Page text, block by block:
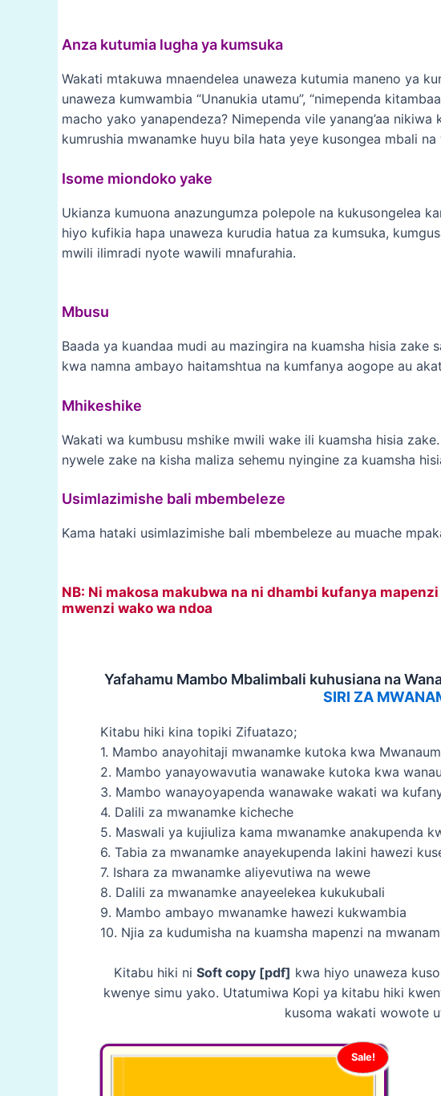
Anza kutumia lugha ya kumsuka
Wakati mtakuwa mnaendelea unaweza kutumia maneno ya
unaweza kumwambia “Unanukia utamu”, “nimependa
macho yako yanapendeza? Nimependa vile yanang’aa
kumrushia mwanamke huyu bila hata yeye kusongea mbali
Isome miondoko yake
Ukianza kumuona anazungumza polepole na kukusongelea
hiyo kufikia hapa unaweza kurudia hatua za kumsuka,
mwili ilimradi nyote wawili mnafurahia.
Mbusu
Baada ya kuandaa mudi au mazingira na kuamsha hisia zake
kwa namna ambayo haitamshtua na kumfanya aogope au
Mhikeshike
Wakati wa kumbusu mshike mwili wake ili kuamsha hisia
nywele zake na kisha maliza sehemu nyingine za kuamsha
Usimlazimishe bali mbembeleze
Kama hataki usimlazimishe bali mbembeleze au muache
NB: Ni makosa makubwa na ni dhambi kufanya
mwenzi wako wa ndoa
Yafahamu Mambo Mbalimbali kuhusiana na
SIRI ZA
Kitabu hiki kina topiki Zifuatazo;
1. Mambo anayohitaji mwanamke kutoka kwa
2. Mambo yanayowavutia wanawake kutoka kwa
3. Mambo wanayoyapenda wanawake wakati wa
4. Dalili za mwanamke kicheche
5. Maswali ya kujiuliza kama mwanamke anakupenda
6. Tabia za mwanamke anayekupenda lakini hawezi
7. Ishara za mwanamke aliyevutiwa na wewe
8. Dalili za mwanamke anayeelekea kukukubali
9. Mambo ambayo mwanamke hawezi kukwambia
10. Njia za kudumisha na kuamsha mapenzi na
Kitabu hiki ni Soft copy [pdf] kwa hiyo unaweza
kwenye simu yako. Utatumiwa Kopi ya kitabu hiki
kusoma wakati wowote
Sale!